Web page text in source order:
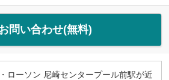
問い合わせ(無料)
ローソン 尼崎センタープール前駅が近